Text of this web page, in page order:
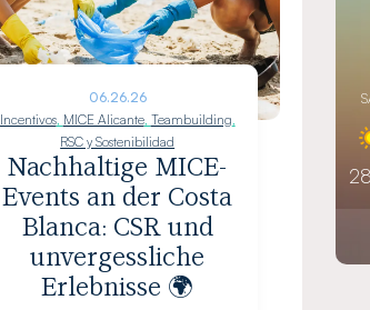
06.26.26
Incentivos, MICE Alicante, Teambuilding
RSC y Sostenibilidad
Nachhaltige MICE-
Events an der Costa
Blanca: CSR und
unvergessliche
Erlebnisse 🌍